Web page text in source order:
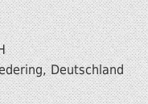
Deutschland